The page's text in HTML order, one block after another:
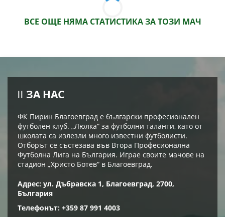
ВСЕ ОЩЕ НЯМА СТАТИСТИКА ЗА ТОЗИ МАЧ
ЗА НАС
ФК Пирин Благоевград е български професионален
футболен клуб. „Люлка“ за футболни таланти, като от
школата са излезли много известни футболисти.
Отборът се състезава във Втора Професионална
Футболна Лига на България. Играе своите мачове на
стадион „Христо Ботев“ в Благоевград.
Адрес: ул. Дъбравска 1, Благоевград, 2700,
България
Телефонът: +359 87 991 4003